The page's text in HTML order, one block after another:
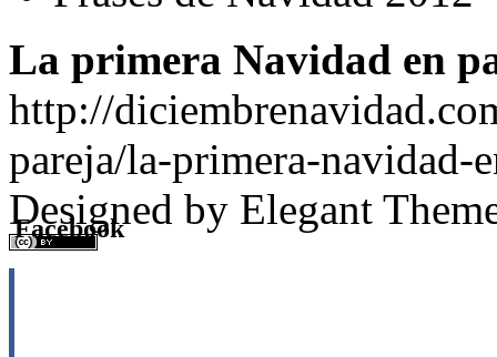
La primera Navidad en
http://
pareja/la-primera-navidad-
Designed by Elegant
Facebook